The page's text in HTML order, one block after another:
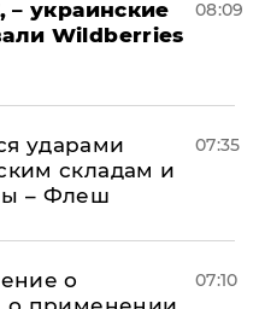
– украинские
Wildberries
08:09
ударами
складам и
– Флеш
07:35
о
07:10